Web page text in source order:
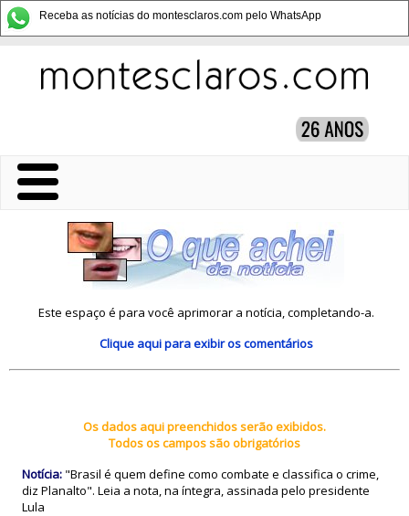
Receba as notícias do montesclaros.com pelo WhatsApp
Este espaço é para você aprimorar a notícia, completando-a.
Clique aquipara exibir os comentários
Os dados aqui preenchidos serão exibidos.
Todos os campos são obrigatórios
Notícia: "Brasil é quem define como combate e classifica o crime,
diz Planalto". Leia a nota, na íntegra, assinada pelo presidente
Lula